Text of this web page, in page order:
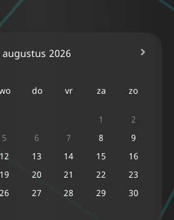
augustus 2026
do vr za zo
1
2
5 6 7 8
9
12 13 14 15
16
19 20 21 22
23
26 27 28 29
30